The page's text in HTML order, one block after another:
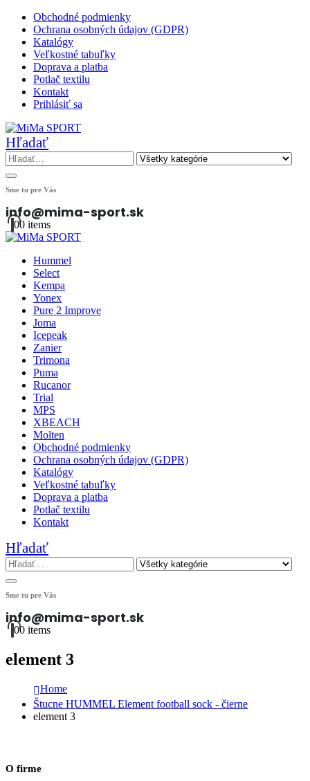
Obchodné podmienky
Ochrana osobných údajov (GDPR)
Katalógy
Veľkostné tabuľky
Doprava a platba
Potlač textilu
Kontakt
Prihlásiť sa
Hľadať
Sme tu pre Vás
info@mima-sport.sk
00 items
Hummel
Select
Kempa
Yonex
Pure 2 Improve
Joma
Icepeak
Zanier
Trimona
Puma
Rucanor
Trial
MPS
XBEACH
Molten
Obchodné podmienky
Ochrana osobných údajov (GDPR)
Katalógy
Veľkostné tabuľky
Doprava a platba
Potlač textilu
Kontakt
Hľadať
Sme tu pre Vás
info@mima-sport.sk
00 items
element 3
Home
Štucne HUMMEL Element football sock - čierne
element 3
O firme